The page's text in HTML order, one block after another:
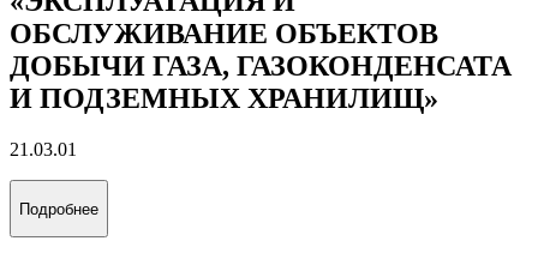
ОБСЛУЖИВАНИЕ ОБЪЕКТОВ
ДОБЫЧИ ГАЗА, ГАЗОКОНДЕНСАТА
И ПОДЗЕМНЫХ ХРАНИЛИЩ»
21.03.01
Подробнее